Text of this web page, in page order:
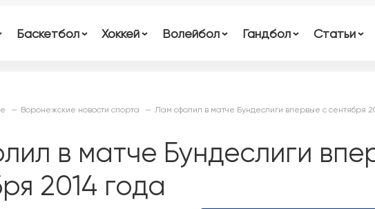
Баскетбол Хоккей Волейбол Гандбол Статьи
Воронежские новости спорта Лам сфолил в матче Бундеслиги впервые с сентября
в матче Бундеслиги
2014 года